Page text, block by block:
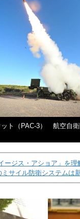
ト（PAC-3） 航空自衛
イージス・アショア」を
サイル防衛システムは